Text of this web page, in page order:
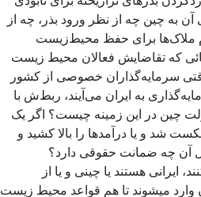
به چین چه از نظر ورود بذر، چه از
ملاک‌ها برای حفظ محیط‌زیست
که تقاضایش فعالان محیط زیست
سرمایه‌گذاران خصوصی از کشور
به ایران می‌آیند، ربط‌ش با
چین در این زمینه چیست؟ اگر یک
شد و یا درآمدها را بالا کشید و
آن چه ضمانت حقوقی دارد؟
ایرانی هستند یا چینی و یا از
وارد می­شوند تا هم قواعد محیط زیست